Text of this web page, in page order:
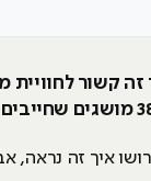
זה קשור
איך זה נראה,